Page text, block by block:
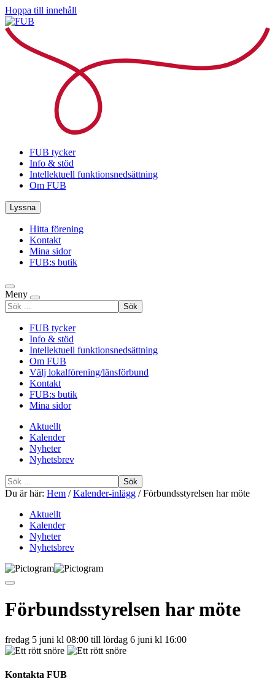
Hoppa till innehåll
FUB tycker
Info & stöd
Intellektuell funktionsnedsättning
Om FUB
Lyssna
Hitta förening
Kontakt
Mina sidor
FUB:s butik
Meny
Sök
efter
FUB tycker
Info & stöd
Intellektuell funktionsnedsättning
Om FUB
Välj lokalförening/länsförbund
Kontakt
FUB:s butik
Mina sidor
Aktuellt
Kalender
Nyheter
Nyhetsbrev
Sök
efter
Du är här: Hem /Kalender-inlägg /Förbundsstyrelsen har möte
Aktuellt
Kalender
Nyheter
Nyhetsbrev
Förbundsstyrelsen har möte
fredag 5 juni kl 08:00 till lördag 6 juni kl 16:00
Kontakta FUB